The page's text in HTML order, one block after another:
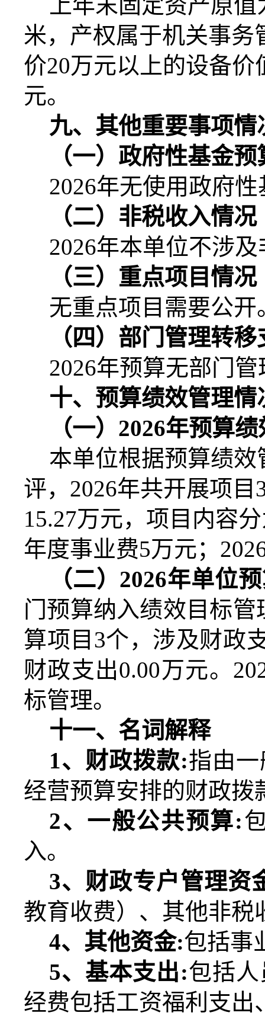
米，产权属于机关事
价20万元以上的设备价
元。
九、其他重要事项情
（一）政府性基金
2026年无使用政府
（二）非税收入情况
2026年本单位不涉
（三）重点项目情况
无重点项目需要公开
（四）部门管理转
2026年预算无部门
十、预算绩效管理情
（一） 2026年预算
本单位根据预算绩
评， 2026年共开展项目
15.27万元，项目内容
年度事业费5万元；
（二） 2026年单位
门预算纳入绩效目标管
算项目 3个，涉及财政
财政支出0.00万元。
标管理。
十一、名词解释
1、财政拨款:指由
经营预算安排的财政拨
2、一般公共预算:
入。
3、财政专户管理资
教育收费）、其他非税
4、其他资金:包括事
5、基本支出:包括
经费包括工资福利支出